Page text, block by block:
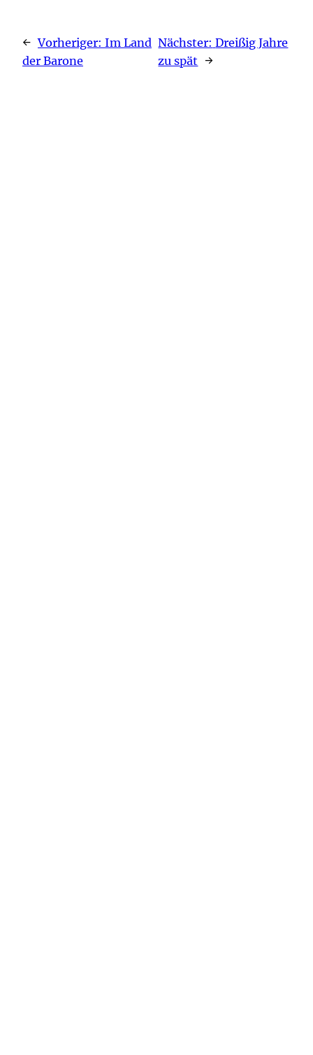
← Vorheriger: Im Land
der Barone
Nächster: Dreißig Jahre
zu spät →